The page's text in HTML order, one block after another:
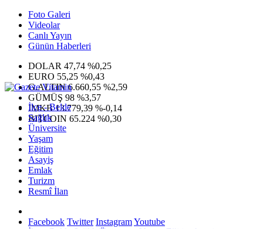
Foto Galeri
Videolar
Canlı Yayın
Günün Haberleri
DOLAR 47,74 %0,25
EURO 55,25 %0,43
G.ALTIN6.660,55 %2,59
GÜMÜŞ 98 %3,57
IMKB13.779,39 %-0,14
BITCOIN 65.224 %0,30
İlçe - Belde
Sağlık
Üniversite
Yaşam
Eğitim
Asayiş
Emlak
Turizm
Resmî İlan
Facebook Twitter InstagramYoutube